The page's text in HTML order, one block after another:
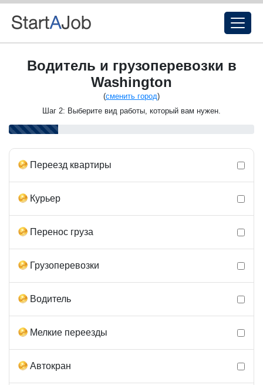
Водитель и грузоперевозки в
Washington
(сменить город)
Шаг 2: Выберите вид работы, который вам нужен.
Переезд квартиры
Курьер
Перенос груза
Грузоперевозки
Водитель
Мелкие переезды
Автокран